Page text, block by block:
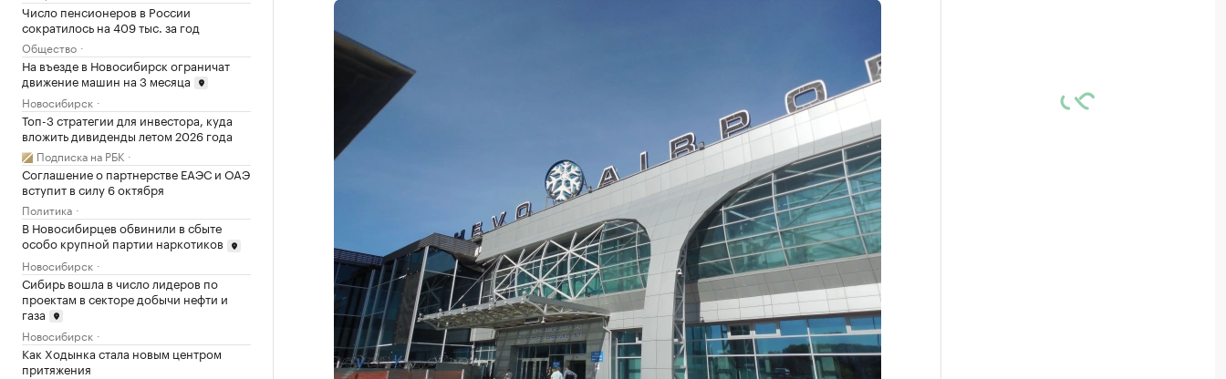
Число пенсионеров в России
сократилось на 409 тыс. за год
Общество
На въезде в Новосибирск ограничат
движение машин на 3 месяца
Новосибирск
Топ-3 стратегии для инвестора, куда
вложить дивиденды летом 2026 года
Подписка на РБК
Соглашение о партнерстве ЕАЭС и ОАЭ
вступит в силу 6 октября
Политика
В Новосибирцев обвинили в сбыте
особо крупной партии наркотиков
Новосибирск
Сибирь вошла в число лидеров по
проектам в секторе добычи нефти и
газа
Новосибирск
Как Ходынка стала новым центром
притяжения